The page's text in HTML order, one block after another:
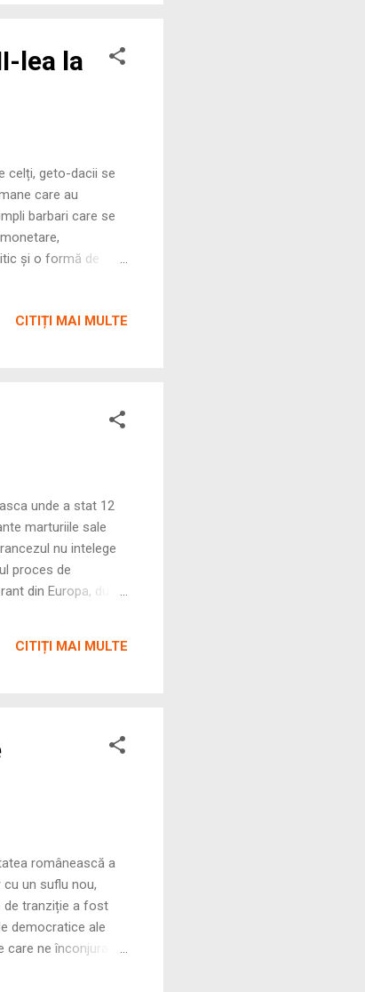
lea la
dacii se
care au
barbari care se
și o formă de
CITIȚI MAI MULTE
unde a stat 12
marturiile sale
nu intelege
proces de
din Europa, dupa
notabile, scoli,
CITIȚI MAI MULTE
românească a
un suflu nou,
de tranziție a fost
democratice ale
ne înconjurau.